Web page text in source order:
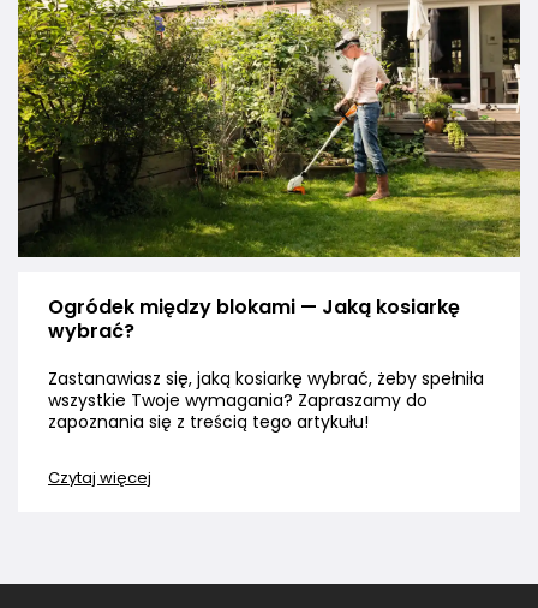
Ogródek między blokami — Jaką kosiarkę
wybrać?
Zastanawiasz się, jaką kosiarkę wybrać, żeby spełniła
wszystkie Twoje wymagania? Zapraszamy do
zapoznania się z treścią tego artykułu!
Czytaj więcej